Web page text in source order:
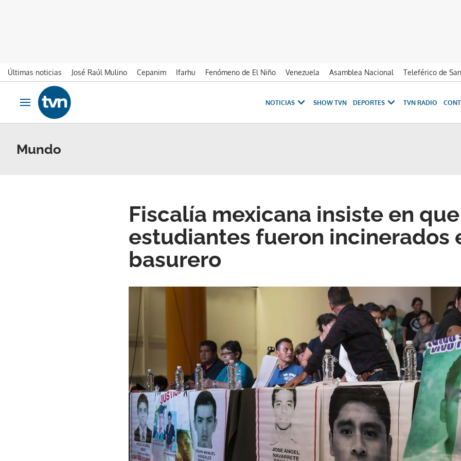
Últimas noticias José Raúl Mulino Cepanim Ifarhu Fenómeno de El Niño Venezuela Asamblea Nacional
Teleférico de
Ir al contenido
Obrir navegació
NOTICIAS SHOW TVN DEPORTES TVN RADIO
Mundo
Fiscalía mexicana insiste en
estudiantes fueron incinerados
basurero